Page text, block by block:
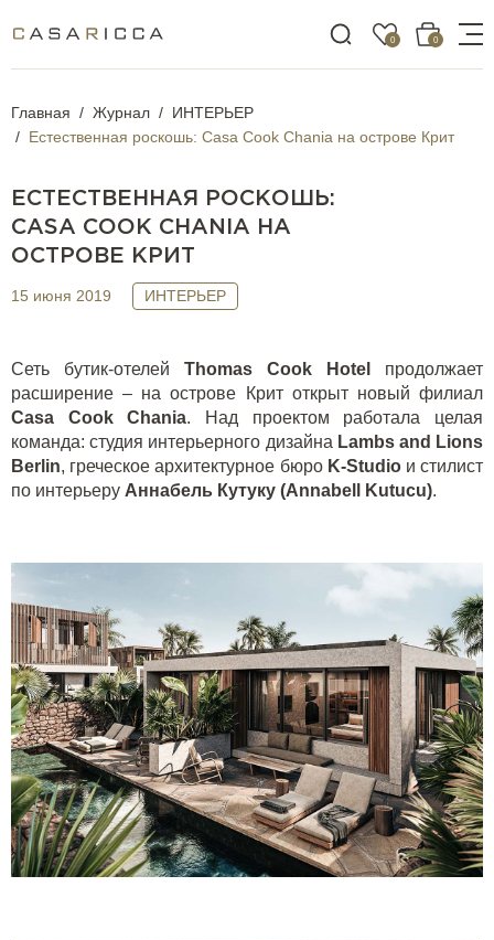
0 0
Главная Журнал
ИНТЕРЬЕР
Естественная роскошь: Casa Cook Chania на острове Крит
ЕСТЕСТВЕННАЯ РОСКОШЬ:
CASA COOK CHANIA НА
ОСТРОВЕ КРИТ
15 июня 2019 ИНТЕРЬЕР
Сеть бутик-отелей Thomas Cook Hotel
продолжает
расширение – на острове Крит открыт новый филиал
Casa
Cook Chania. Над проектом работала целая
команда: студия интерьерного дизайна Lambs and Lions
Berlin, греческое архитектурное бюро K-Studio и стилист
по интерьеру Аннабель Кутуку (Annabell Kutucu).